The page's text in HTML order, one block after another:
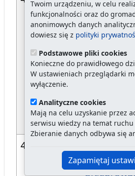
Twoim urządzeniu, w celu
funkcjonalności oraz do
anonimowych danych
dowiesz się z polityki
Podstawowe pliki cookies
Konieczne do prawidłowego
W ustawieniach przeglądarki
wyłączenie.
Analityczne cookies
Mają na celu uzyskanie przez
serwisu wiedzy na temat
Zbieranie danych odbywa się
Zapamiętaj
Komisji
przetargu
zbycie
gruntowej
484/17